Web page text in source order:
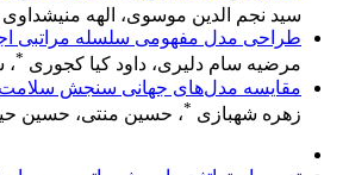
سید نجم الدین موسوی، الهه منیشداوی
طراحی مدل مفهومی سلسله مراتبی
مرضیه سام دلیری، داود کیا کجوری *،
مقایسه مدل‌های جهانی سنجش سلامت
زهره شهبازی *، حسین منتی، حسین